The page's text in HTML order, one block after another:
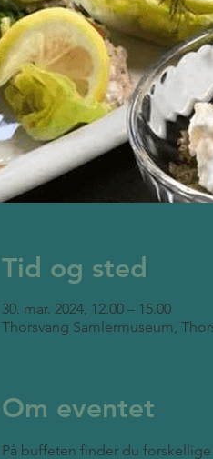
Tid og sted
30. mar. 2024, 12.00 – 15.00
Thorsvang Samlermuseum,
Om eventet
På buffeten finder du